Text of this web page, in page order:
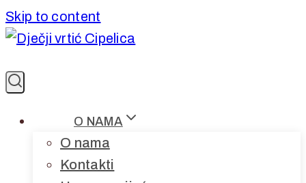
Skip to content
O NAMA
O nama
Kontakti